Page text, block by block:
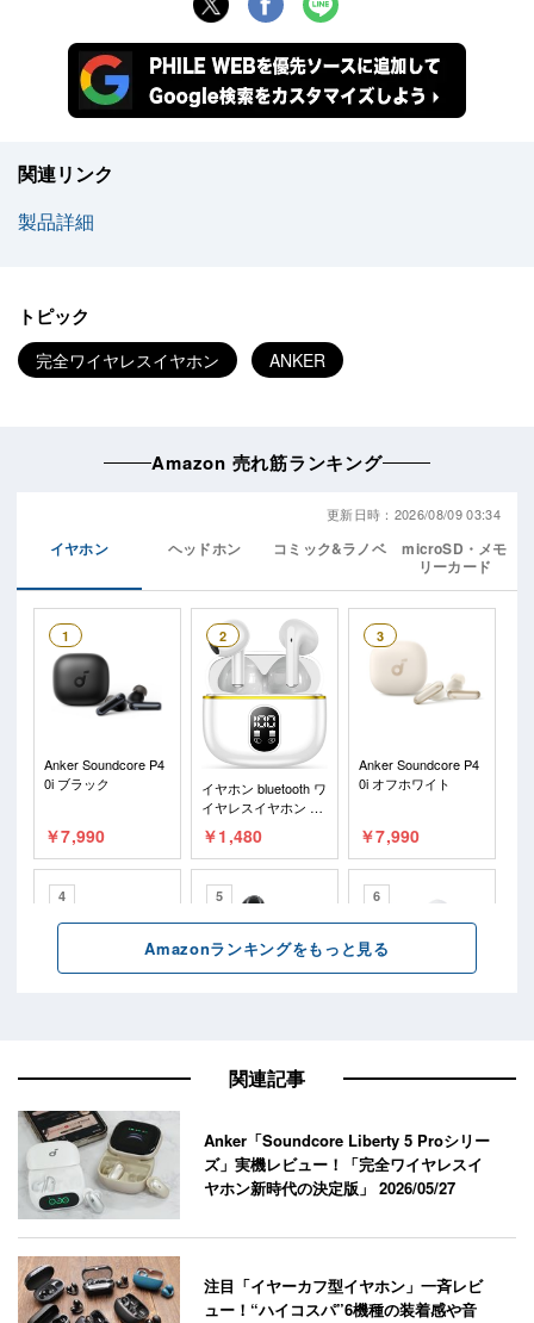
関連リンク
製品詳細
トピック
完全ワイヤレスイヤホン ANKER
関連記事
Anker「Soundcore Liberty 5 Proシリー
ズ」実機レビュー！「完全ワイヤレスイ
ヤホン新時代の決定版」2026/05/27
注目「イヤーカフ型イヤホン」一斉レビ
ュー！“ハイコスパ”6機種の装着感や音